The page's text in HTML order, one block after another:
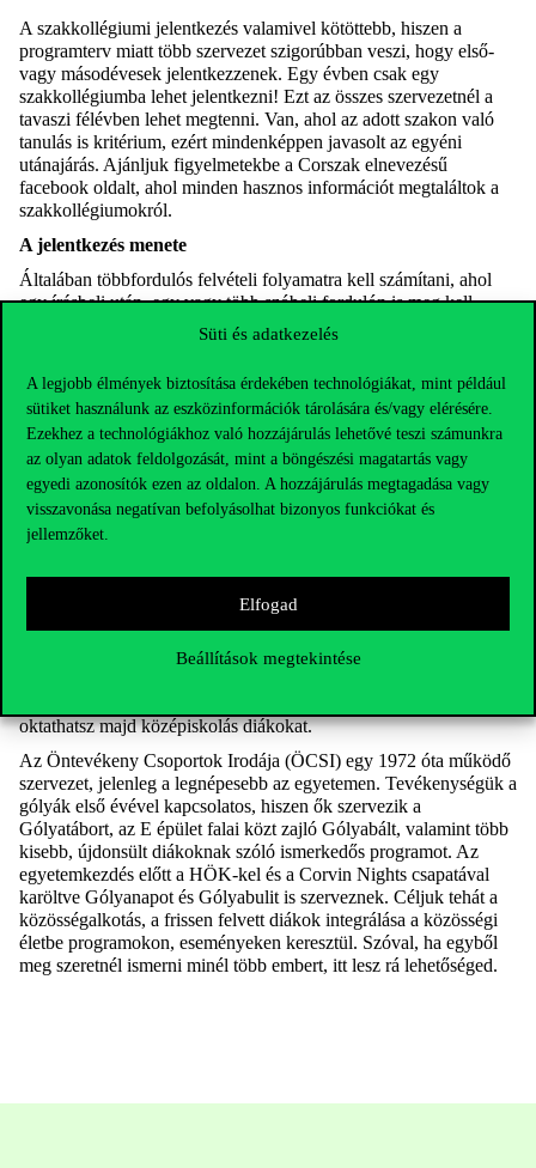
Süti és adatkezelés
A legjobb élmények biztosítása érdekében technológiákat, mint például
sütiket használunk az eszközinformációk tárolására és/vagy elérésére.
Ezekhez a technológiákhoz való hozzájárulás lehetővé teszi számunkra
az olyan adatok feldolgozását, mint a böngészési magatartás vagy
egyedi azonosítók ezen az oldalon. A hozzájárulás megtagadása vagy
visszavonása negatívan befolyásolhat bizonyos funkciókat és
jellemzőket.
Elfogad
Beállítások megtekintése
A szakkollégiumi jelentkezés valamivel kötöttebb, hiszen a
programterv miatt több szervezet szigorúbban veszi, hogy első-
vagy másodévesek jelentkezzenek. Egy évben csak egy
szakkollégiumba lehet jelentkezni! Ezt az összes szervezetnél a
tavaszi félévben lehet megtenni. Van, ahol az adott szakon való
tanulás is kritérium, ezért mindenképpen javasolt az egyéni
utánajárás. Ajánljuk figyelmetekbe a Corszak elnevezésű
facebook oldalt, ahol minden hasznos információt megtaláltok a
szakkollégiumokról.
A jelentkezés menete
Általában többfordulós felvételi folyamatra kell számítani, ahol
egy írásbeli után, egy vagy több szóbeli fordulón is meg kell
mutatni, hogy ti vagytok azok, akik hiányoznak a szervezetből.
Jó hír, hogy a legtöbb szervezetben nem kell tagdíjat fizetni, tehát
nincs anyagi kötöttség. Ahol mégis kell, ott ez valamilyen közös
ügy finanszírozása érdekében történik, tehát a tagok saját
maguknak gyűjtik össze a szükséges összeget.
Gólyaként
Elsőévesként két diákszervezetet ajánlunk mindenképpen a
veletek azonos cipőben járó társaitokat, valamint az ÖCSI-t, ha
rögtön sok kapcsolatra tennétek szert.
A Studium Generale azoknak javasolt, akik szeretnének
corvinusos diákokkal felkészülni az érettségire. Teljesen ingyenes
oktathatsz majd középiskolás diákokat.
Az Öntevékeny Csoportok Irodája (ÖCSI) egy 1972 óta működő
szervezet, jelenleg a legnépesebb az egyetemen. Tevékenységük a
gólyák első évével kapcsolatos, hiszen ők szervezik a
Gólyatábort, az E épület falai közt zajló Gólyabált, valamint több
kisebb, újdonsült diákoknak szóló ismerkedős programot. Az
egyetemkezdés előtt a HÖK-kel és a Corvin Nights csapatával
karöltve Gólyanapot és Gólyabulit is szerveznek. Céljuk tehát a
közösségalkotás, a frissen felvett diákok integrálása a közösségi
életbe programokon, eseményeken keresztül. Szóval, ha egyből
meg szeretnél ismerni minél több embert, itt lesz rá lehetőséged.